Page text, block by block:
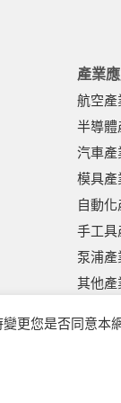
產業
航空產
半導體
汽車產
模具產
自動化
手工具
泵浦產
其他產
更您是否同意本